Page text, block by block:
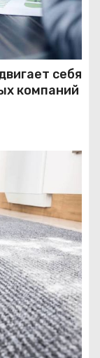
себя
компаний